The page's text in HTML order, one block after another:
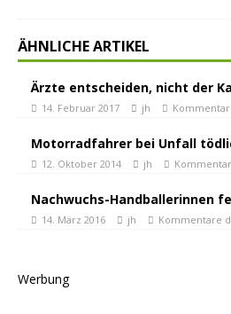
ÄHNLICHE ARTIKEL
Ärzte entscheiden, nicht der
14. Februar 2017 jh
Motorradfahrer bei Unfall
12. Oktober 2014 jh
Nachwuchs-Handballerinnen
14. März 2016 jh Kommentare
Werbung